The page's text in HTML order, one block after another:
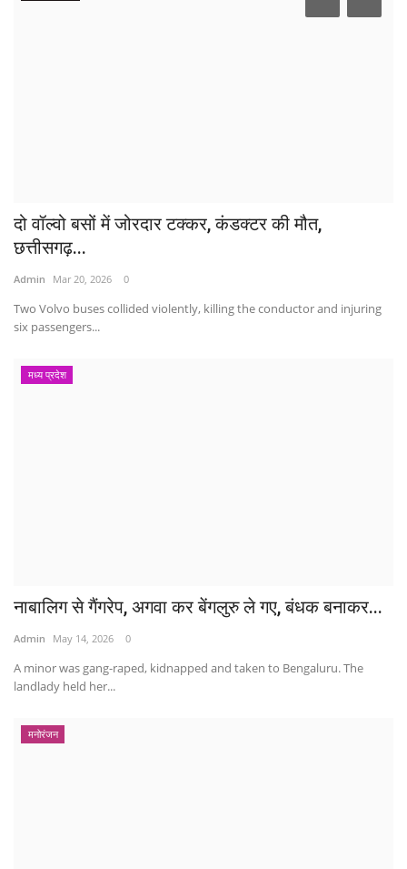
दो वॉल्वो बसों में जोरदार टक्कर, कंडक्टर की मौत,
छत्तीसगढ़...
Admin Mar 20, 2026 0
Two Volvo buses collided violently, killing the conductor and injuring
six passengers...
मध्य प्रदेश
नाबालिग से गैंगरेप, अगवा कर बेंगलुरु ले गए, बंधक बनाकर...
Admin May 14, 2026 0
A minor was gang-raped, kidnapped and taken to Bengaluru. The
landlady held her...
मनोरंजन